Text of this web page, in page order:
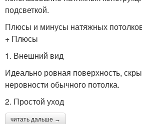
подсветкой.
Плюсы и минусы натяжных
+ Плюсы
1. Внешний вид
Идеально ровная поверхность,
неровности обычного потолка.
2. Простой уход
читать дальше →